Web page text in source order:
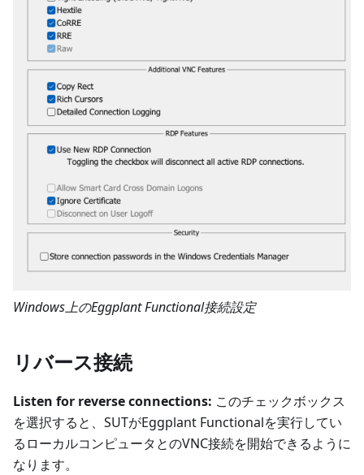
Windows上のEggplant Functional接続設定
リバース接続
Listen for reverse connections: このチェックボックス
を選択すると、SUTがEggplant Functionalを実行してい
るローカルコンピュータとのVNC接続を開始できるように
なります。